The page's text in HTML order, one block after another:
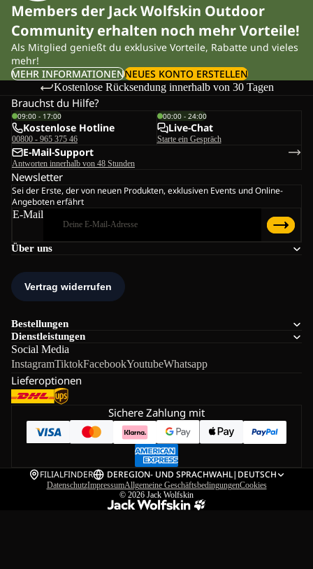
Members der Jack Wolfskin Outdoor
Community erhalten noch mehr Vorteile!
Als Mitglied genießt du exklusive Vorteile, Rabatte und vieles
mehr!
MEHR INFORMATIONENNEUES KONTO ERSTELLEN
Kostenlose Rücksendung innerhalb von 30 Tagen
Über uns
Bestellungen
Dienstleistungen
Social Media
InstagramTiktokFacebookYoutubeWhatsapp
Lieferoptionen
Brauchst du Hilfe?
09:00 - 17:00
Kostenlose Hotline
00800 - 965 375 46
00:00 - 24:00
Live-Chat
Starte ein Gespräch
E-Mail-Support
Antworten innerhalb von 48 Stunden
Newsletter
Sei der Erste, der von neuen Produkten, exklusiven Events und Online-
Angeboten erfährt
E-Mail
Sichere Zahlung mit
FILIALFINDER DEREGION- UND SPRACHWAHL| DEUTSCH
DatenschutzImpressumAllgemeine GeschäftsbedingungenCookies
© 2026 Jack Wolfskin